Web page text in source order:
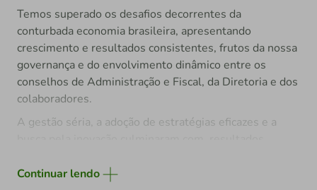
Temos superado os desafios decorrentes da
conturbada economia brasileira, apresentando
crescimento e resultados consistentes, frutos da nossa
governança e do envolvimento dinâmico entre os
conselhos de Administração e Fiscal, da Diretoria e dos
colaboradores.
A gestão séria, a adoção de estratégias eficazes e a
propostos. Também ampliamos o número de
Continuar lendo